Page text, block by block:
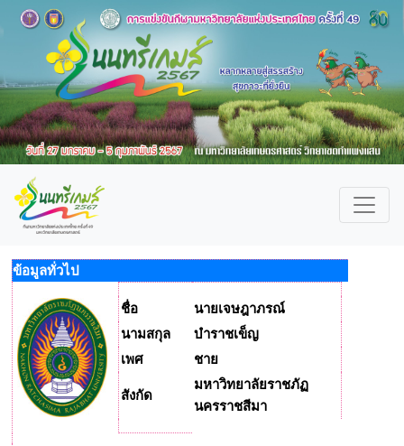
ข้อมูลทั่วไป
ชื่อ
นายเจษฎาภรณ์
นามสกุล
บำราชเข็ญ
เพศ
ชาย
สังกัด
มหาวิทยาลัยราชภัฏ
นครราชสีมา